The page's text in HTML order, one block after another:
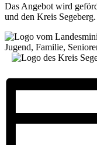
Das Angebot wird
und den Kreis Segeberg.